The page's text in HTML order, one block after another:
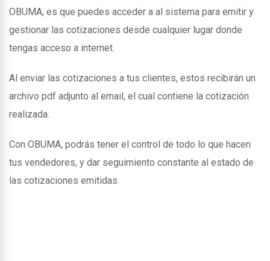
OBUMA, es que puedes acceder a al sistema para emitir y
gestionar las cotizaciones desde cualquier lugar donde
tengas acceso a internet.
Al enviar las cotizaciones a tus clientes, estos recibirán un
archivo pdf adjunto al email, el cual contiene la cotización
realizada.
Con OBUMA, podrás tener el control de todo lo que hacen
tus vendedores, y dar seguimiento constante al estado de
las cotizaciones emitidas.